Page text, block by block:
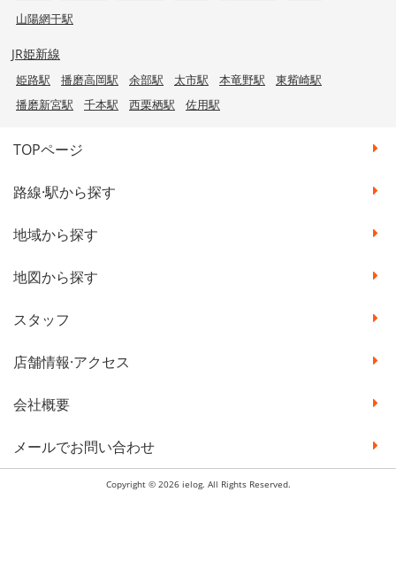
山陽網干駅
JR姫新線
姫路駅 播磨高岡駅 余部駅 太市駅 本竜野駅
東觜崎駅
播磨新宮駅
千本駅 西栗栖駅 佐用駅
TOPページ
路線·駅から探す
地域から探す
地図から探す
スタッフ
店舗情報·アクセス
会社概要
メールでお問い合わせ
Copyright © 2026 ielog. All Rights Reserved.